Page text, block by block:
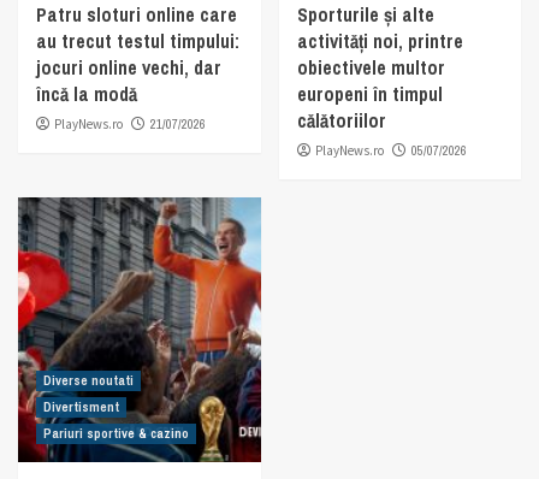
Patru sloturi online care
au trecut testul timpului:
jocuri online vechi, dar
încă la modă
PlayNews.ro 21/07/2026
Sporturile și alte
activități noi, printre
obiectivele multor
europeni în timpul
călătoriilor
PlayNews.ro 05/07/2026
Diverse noutati
Divertisment
Pariuri sportive & cazino